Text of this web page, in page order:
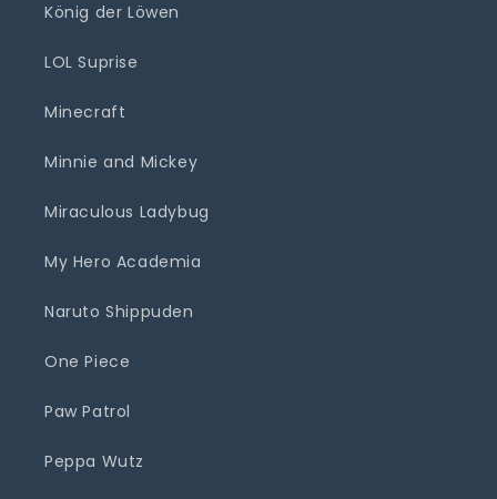
König der Löwen
LOL Suprise
Minecraft
Minnie and Mickey
Miraculous Ladybug
My Hero Academia
Naruto Shippuden
One Piece
Paw Patrol
Peppa Wutz